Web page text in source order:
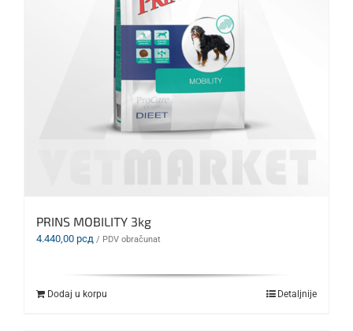
PRINS MOBILITY 3kg
4.440,00 рсд / PDV obračunat
Dodaj u korpu Detaljnije